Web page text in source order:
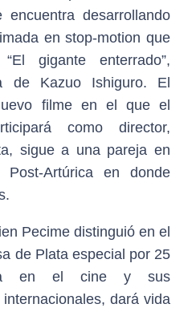
desarrollando
en stop-motion que
gigante enterrado”,
de Kazuo Ishiguro. El
filme en el que el
como director,
sigue a una pareja en
Post-Artúrica en donde
Pecime distinguió en el
de Plata especial por 25
en el cine y sus
dará vida